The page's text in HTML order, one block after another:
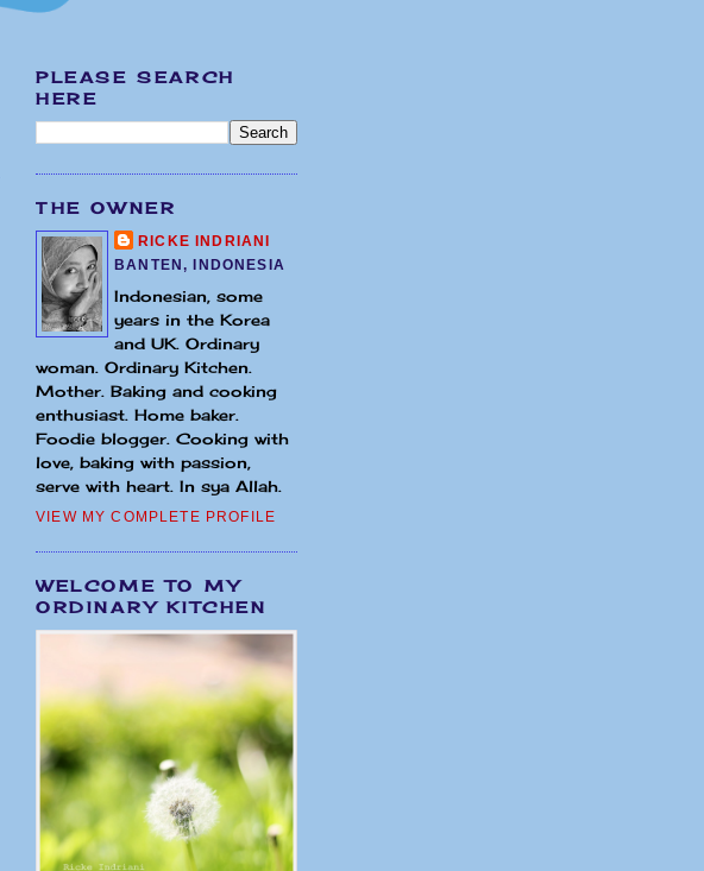
PLEASE SEARCH
HERE
THE OWNER
RICKE INDRIANI
BANTEN, INDONESIA
Indonesian, some
years in the Korea
and UK. Ordinary
woman. Ordinary Kitchen.
Mother. Baking and cooking
enthusiast. Home baker.
Foodie blogger. Cooking with
love, baking with passion,
serve with heart. In sya Allah.
VIEW MY COMPLETE PROFILE
WELCOME TO MY
ORDINARY KITCHEN